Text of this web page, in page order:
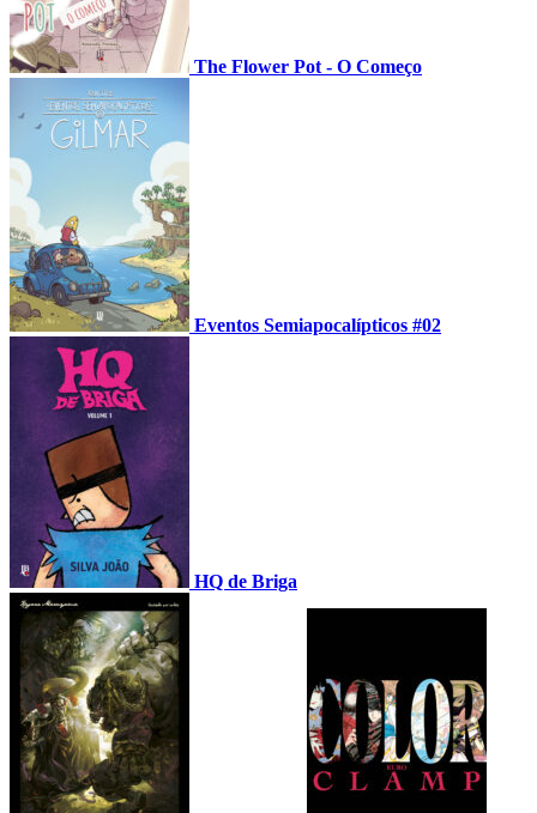
The Flower Pot - O Começo
Eventos Semiapocalípticos #02
HQ de Briga